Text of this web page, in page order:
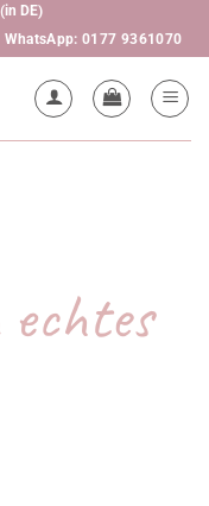
DE)
WhatsApp: 0177 9361070